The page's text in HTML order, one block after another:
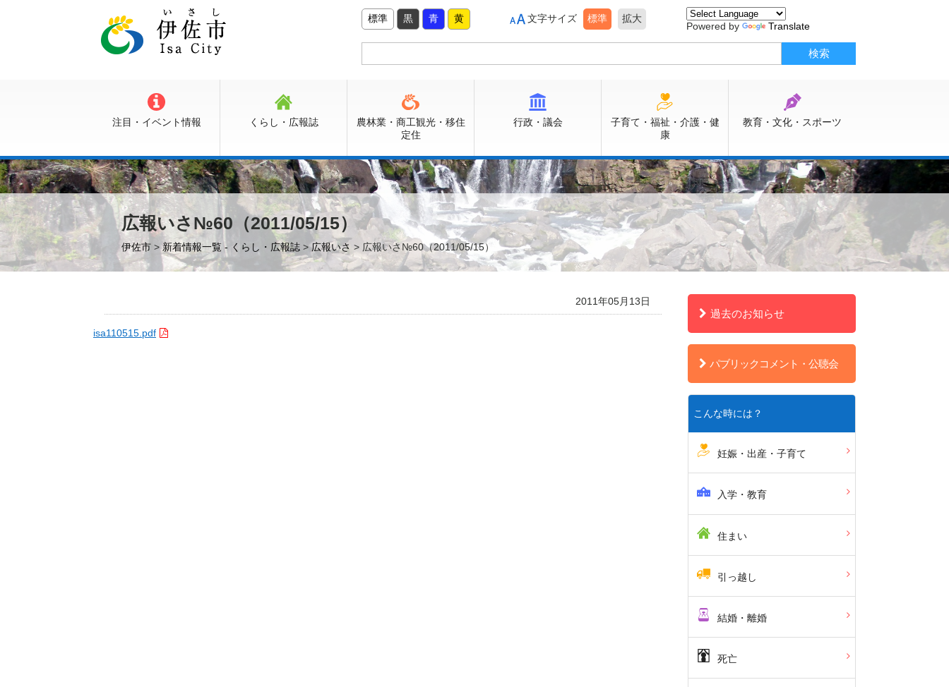
標準 黒 青 黄 文字サイズ 標準 拡大
Powered by Translate
注目・イベント情報 くらし・広報誌
農林業・商工観光・移住
定住
行政・議会
子育て・福祉・介護・健
康
教育・文化・スポーツ
広報いさ№60（2011/05/15）
伊佐市 >新着情報一覧 - くらし・広報誌 >広報いさ > 広報いさ№60（2011/05/15）
2011年05月13日
isa110515.pdf
過去のお知らせ
パブリックコメント・公聴会
こんな時には？
妊娠・出産・子育て
入学・教育
住まい
引っ越し
結婚・離婚
死亡